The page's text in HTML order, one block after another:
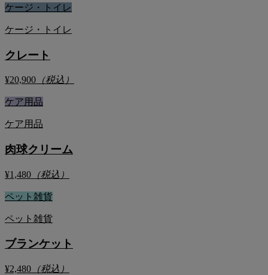
ケージ・トイレ
ケージ・トイレ
クレート
¥20,900 （税込）
ケア用品
ケア用品
肉球クリーム
¥1,480 （税込）
ペット雑貨
ペット雑貨
ブランケット
¥2,480 （税込）